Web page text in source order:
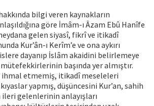
bilgi veren kaynakların
göre İmâm-ı Âzam Ebû Hanîfe
gelen siyasî, fikrî ve itikadî
Kur’ân-ı Kerîm’e ve ona aykırı
dayanıp İslâm akaidini belirlemeye
başında yer almıştır.
ihmal etmemiş, itikadî meseleleri
yapmış, düşüncesini Kur’an, sahih
ileri gelenlerinin anlayışları